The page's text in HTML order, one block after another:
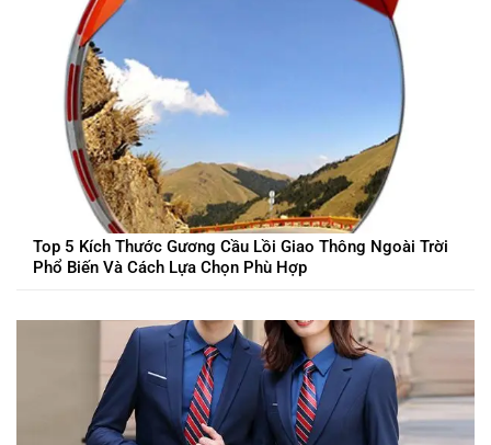
Top 5 Kích Thước Gương Cầu Lồi Giao Thông Ngoài Trời
Phổ Biến Và Cách Lựa Chọn Phù Hợp